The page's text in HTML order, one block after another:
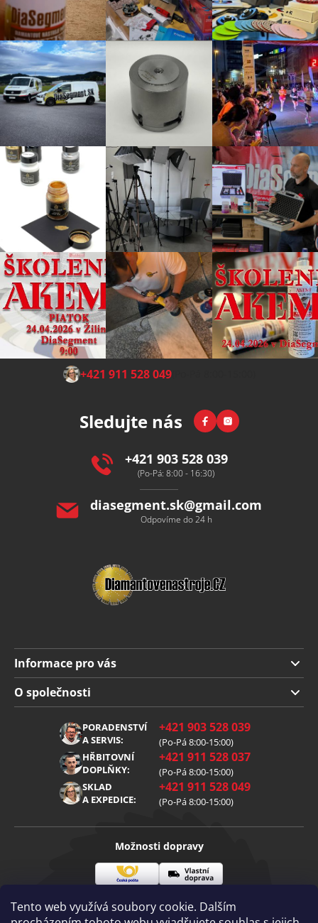
Tento web využívá soubory cookie. Dalším
Z +421 911 528 049(Po-Pá 8:00-15:00)
Sledujte nás FacebookInstagram
+421 903 528 039
(Po-Pá: 8:00 - 16:30)
diasegment.sk@gmail.com
Odpovíme do 24 h
Informace pro vás
Doprava a platba
Obchodní podmínky
Reklamace
Zpracování osobních údajů
O společnosti
PORADENSTVÍ
A SERVIS:
+421 903 528 039
(Po-Pá 8:00-15:00)
HŘBITOVNÍ
DOPLŇKY:
+421 911 528 037
(Po-Pá 8:00-15:00)
SKLAD
A EXPEDICE:
+421 911 528 049
(Po-Pá 8:00-15:00)
Možnosti dopravy
pošta
doprava